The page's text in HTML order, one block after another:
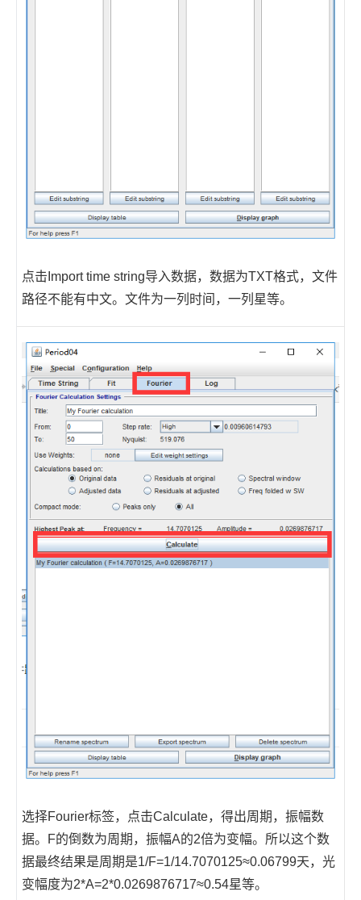
点击Import time string导入数据，数据为TXT格式，文件
路径不能有中文。文件为一列时间，一列星等。
选择Fourier标签，点击Calculate，得出周期，振幅数
据。F的倒数为周期，振幅A的2倍为变幅。所以这个数
据最终结果是周期是1/F=1/14.7070125≈0.06799天，光
变幅度为2*A=2*0.0269876717≈0.54星等。